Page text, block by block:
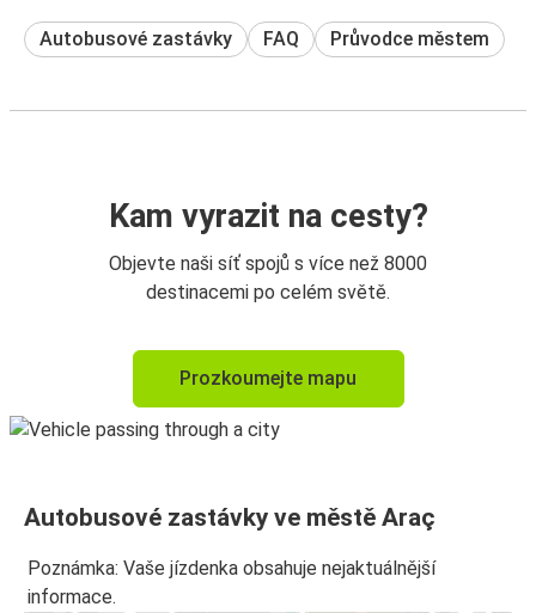
Autobusové zastávky FAQ Průvodce městem
Kam vyrazit na cesty?
Objevte naši síť spojů s více než 8000
destinacemi po celém světě.
Prozkoumejte mapu
Autobusové zastávky ve městě Araç
Poznámka: Vaše jízdenka obsahuje nejaktuálnější
informace.